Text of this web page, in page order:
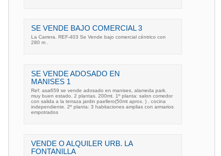
SE VENDE BAJO COMERCIAL 3
La Carrera. REF-403 Se Vende bajo comercial céntrico con
280 m .
SE VENDE ADOSADO EN
MANISES 1
Ref: asa659 se vende adosado en manises, alameda park.
muy buen estado. 2 plantas. 200mt. 1º planta: salon comedor
con salida a la terraza jardin paellero(50mt aprox. ) . cocina
independiente. 2º planta: 3 habitaciones amplias con armarios
empotrados
VENDE O ALQUILER URB. LA
FONTANILLA